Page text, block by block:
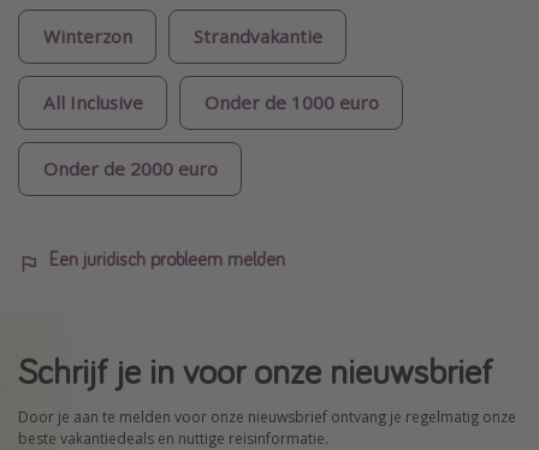
Winterzon Strandvakantie
All Inclusive Onder de 1000 euro
Onder de 2000 euro
Een juridisch probleem melden
Schrijf je in voor onze nieuwsbrief
Door je aan te melden voor onze nieuwsbrief ontvang je regelmatig onze
beste vakantiedeals en nuttige reisinformatie.